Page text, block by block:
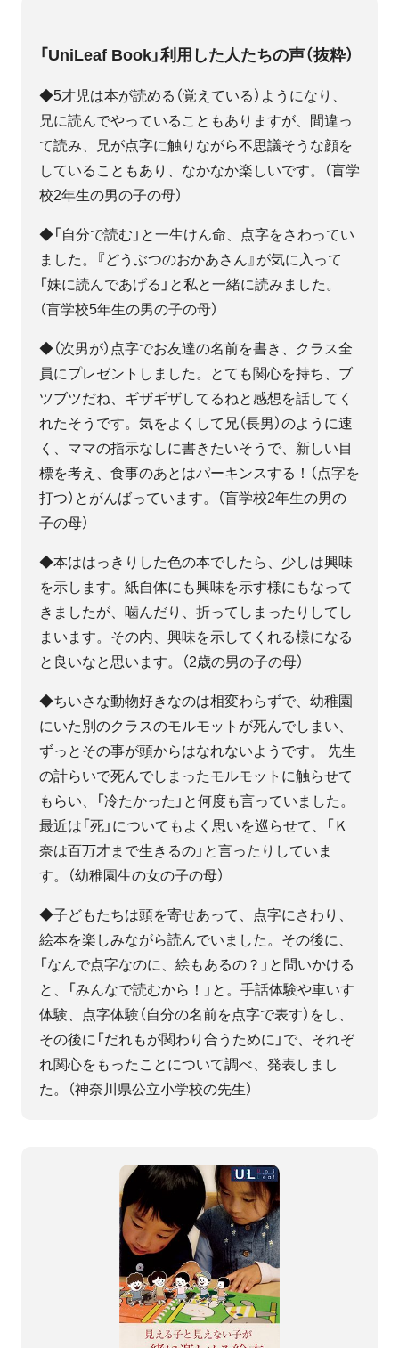
「UniLeaf Book」利用した人たちの声（抜粋）
◆5才児は本が読める（覚えている）ようになり、
兄に読んでやっていることもありますが、間違っ
て読み、兄が点字に触りながら不思議そうな顔を
していることもあり、なかなか楽しいです。（盲学
校2年生の男の子の母）
◆「自分で読む」と一生けん命、点字をさわってい
ました。『どうぶつのおかあさん』が気に入って
「妹に読んであげる」と私と一緒に読みました。
（盲学校5年生の男の子の母）
◆（次男が）点字でお友達の名前を書き、クラス全
員にプレゼントしました。とても関心を持ち、ブ
ツブツだね、ギザギザしてるねと感想を話してく
れたそうです。気をよくして兄（長男）のように速
く、ママの指示なしに書きたいそうで、新しい目
標を考え、食事のあとはパーキンスする！（点字を
打つ）とがんばっています。（盲学校2年生の男の
子の母）
◆本ははっきりした色の本でしたら、少しは興味
を示します。紙自体にも興味を示す様にもなって
きましたが、噛んだり、折ってしまったりしてし
まいます。その内、興味を示してくれる様になる
と良いなと思います。（2歳の男の子の母）
◆ちいさな動物好きなのは相変わらずで、幼稚園
にいた別のクラスのモルモットが死んでしまい、
ずっとその事が頭からはなれないようです。 先生
の計らいで死んでしまったモルモットに触らせて
もらい、「冷たかった」と何度も言っていました。
最近は「死」についてもよく思いを巡らせて、「Ｋ
奈は百万才まで生きるの」と言ったりしていま
す。（幼稚園生の女の子の母）
◆子どもたちは頭を寄せあって、点字にさわり、
絵本を楽しみながら読んでいました。その後に、
「なんで点字なのに、絵もあるの？」と問いかける
と、「みんなで読むから！」と。手話体験や車いす
体験、点字体験（自分の名前を点字で表す）をし、
その後に「だれもが関わり合うために」で、それぞ
れ関心をもったことについて調べ、発表しまし
た。（神奈川県公立小学校の先生）